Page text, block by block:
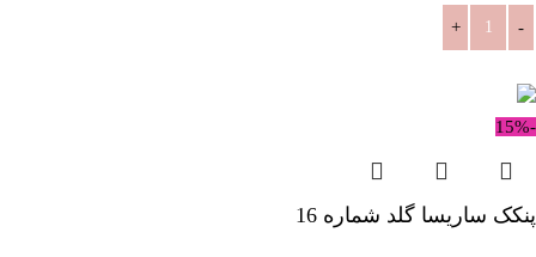
-15%
پنکک ساریسا گلد شماره 16